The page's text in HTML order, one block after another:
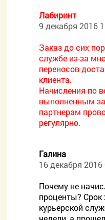
Лабиринт
9 декабря 2016
Заказ до сих
службе из-за
переносов
клиента.
Начисления по
выполненным
партнерам
регулярно.
Галина
16 декабря 2016
Почему не
проценты? Срок
курьерской